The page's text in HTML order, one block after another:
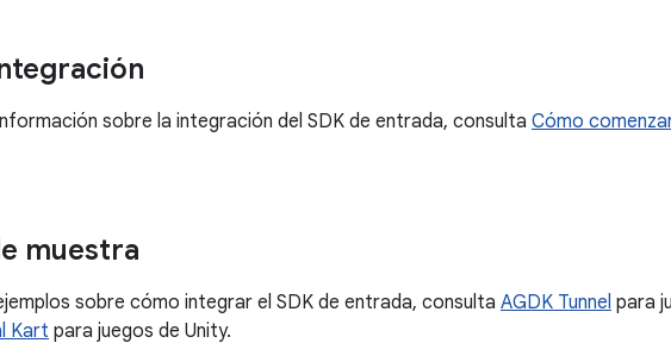
sobre la integración del SDK de entrada, consulta Cómo
muestra
sobre cómo integrar el SDK de entrada, consulta AGDK Tunnel para
Kart para juegos de Unity.